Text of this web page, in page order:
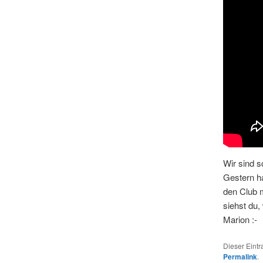
Wir sind
Gestern
den Club
siehst
Marion :-
Dieser
Permalink.